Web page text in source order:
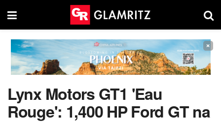
×
Lynx Motors GT1 'Eau
Rouge': 1,400 HP Ford GT na